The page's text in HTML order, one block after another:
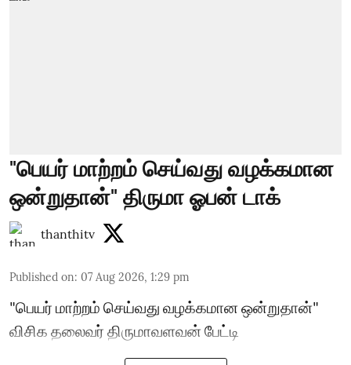
"பெயர் மாற்றம் செய்வது வழக்கமான
ஒன்றுதான்" திருமா ஓபன் டாக்
thanthitv
Published on: 07 Aug 2026, 1:29 pm
"பெயர் மாற்றம் செய்வது வழக்கமான ஒன்றுதான்"
விசிக தலைவர் திருமாவளவன் பேட்டி